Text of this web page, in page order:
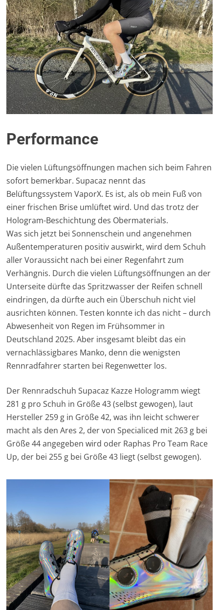
Performance
Die vielen Lüftungsöffnungen machen sich beim Fahren
sofort bemerkbar. Supacaz nennt das
Belüftungssystem VaporX. Es ist, als ob mein Fuß von
einer frischen Brise umlüftet wird. Und das trotz der
Hologram-Beschichtung des Obermaterials.
Was sich jetzt bei Sonnenschein und angenehmen
Außentemperaturen positiv auswirkt, wird dem Schuh
aller Voraussicht nach bei einer Regenfahrt zum
Verhängnis. Durch die vielen Lüftungsöffnungen an der
Unterseite dürfte das Spritzwasser der Reifen schnell
eindringen, da dürfte auch ein Überschuh nicht viel
ausrichten können. Testen konnte ich das nicht – durch
Abwesenheit von Regen im Frühsommer in
Deutschland 2025. Aber insgesamt bleibt das ein
vernachlässigbares Manko, denn die wenigsten
Rennradfahrer starten bei Regenwetter los.
Der Rennradschuh Supacaz Kazze Hologramm wiegt
281 g pro Schuh in Größe 43 (selbst gewogen), laut
Hersteller 259 g in Größe 42, was ihn leicht schwerer
macht als den Ares 2, der von Specialiced mit 263 g bei
Größe 44 angegeben wird oder Raphas Pro Team Race
Up, der bei 255 g bei Größe 43 liegt (selbst gewogen).